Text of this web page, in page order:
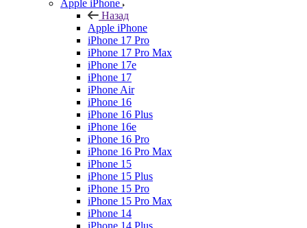
Apple iPhone
Назад
Apple iPhone
iPhone 17 Pro
iPhone 17 Pro Max
iPhone 17e
iPhone 17
iPhone Air
iPhone 16
iPhone 16 Plus
iPhone 16e
iPhone 16 Pro
iPhone 16 Pro Max
iPhone 15
iPhone 15 Plus
iPhone 15 Pro
iPhone 15 Pro Max
iPhone 14
iPhone 14 Plus